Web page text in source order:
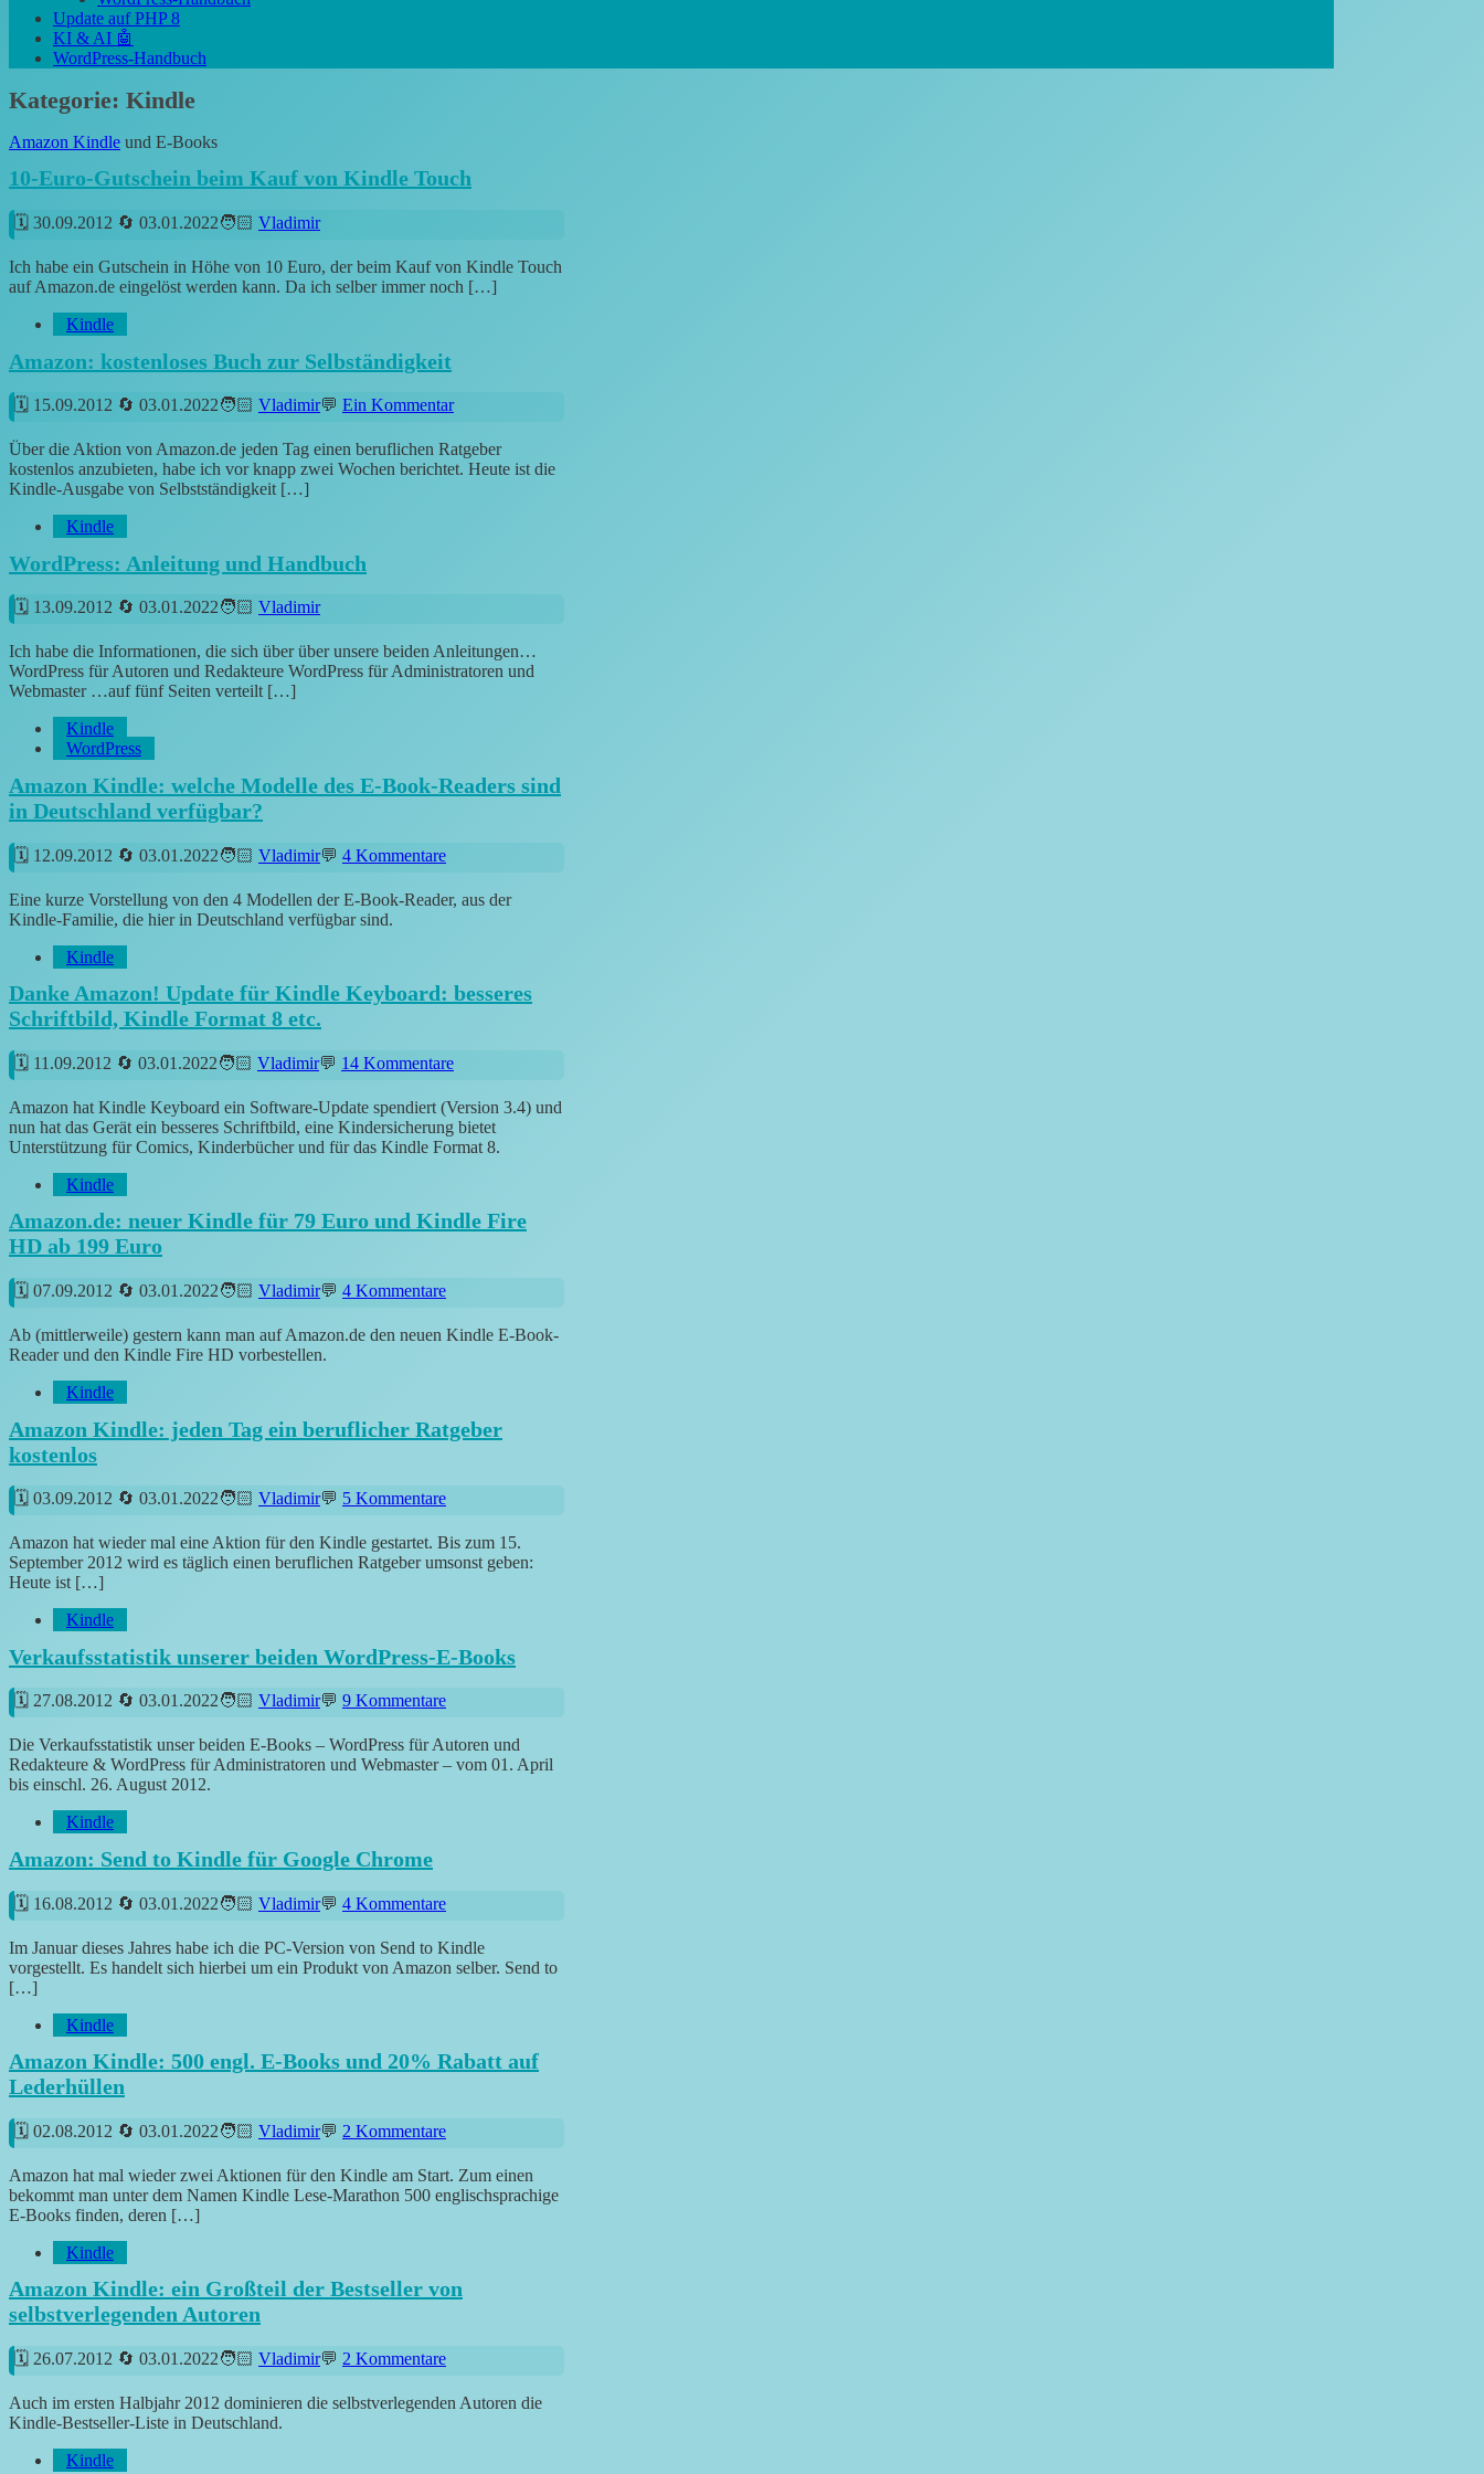
Update auf PHP 8
KI & AI 🤖
WordPress-Handbuch
Kategorie: Kindle
Amazon Kindle und E-Books
10-Euro-Gutschein beim Kauf von Kindle Touch
30.09.2012 03.01.2022 Vladimir
Ich habe ein Gutschein in Höhe von 10 Euro, der beim Kauf von Kindle Touch
auf Amazon.de eingelöst werden kann. Da ich selber immer noch […]
Kindle
Amazon: kostenloses Buch zur Selbständigkeit
15.09.2012 03.01.2022 Vladimir Ein Kommentar
Über die Aktion von Amazon.de jeden Tag einen beruflichen Ratgeber
kostenlos anzubieten, habe ich vor knapp zwei Wochen berichtet. Heute ist die
Kindle-Ausgabe von Selbstständigkeit […]
Kindle
WordPress: Anleitung und Handbuch
13.09.2012 03.01.2022 Vladimir
Ich habe die Informationen, die sich über über unsere beiden Anleitungen…
WordPress für Autoren und Redakteure WordPress für Administratoren und
Webmaster …auf fünf Seiten verteilt […]
Kindle
WordPress
Amazon Kindle: welche Modelle des E-Book-Readers sind
in Deutschland verfügbar?
12.09.2012 03.01.2022 Vladimir 4 Kommentare
Eine kurze Vorstellung von den 4 Modellen der E-Book-Reader, aus der
Kindle-Familie, die hier in Deutschland verfügbar sind.
Kindle
Danke Amazon! Update für Kindle Keyboard: besseres
Schriftbild, Kindle Format 8 etc.
11.09.2012 03.01.2022 Vladimir 14 Kommentare
Amazon hat Kindle Keyboard ein Software-Update spendiert (Version 3.4) und
nun hat das Gerät ein besseres Schriftbild, eine Kindersicherung bietet
Unterstützung für Comics, Kinderbücher und für das Kindle Format 8.
Kindle
Amazon.de: neuer Kindle für 79 Euro und Kindle Fire
HD ab 199 Euro
07.09.2012 03.01.2022 Vladimir 4 Kommentare
Ab (mittlerweile) gestern kann man auf Amazon.de den neuen Kindle E-Book-
Reader und den Kindle Fire HD vorbestellen.
Kindle
Amazon Kindle: jeden Tag ein beruflicher Ratgeber
kostenlos
03.09.2012 03.01.2022 Vladimir 5 Kommentare
Amazon hat wieder mal eine Aktion für den Kindle gestartet. Bis zum 15.
September 2012 wird es täglich einen beruflichen Ratgeber umsonst geben:
Heute ist […]
Kindle
Verkaufsstatistik unserer beiden WordPress-E-Books
27.08.2012 03.01.2022 Vladimir 9 Kommentare
Die Verkaufsstatistik unser beiden E-Books – WordPress für Autoren und
Redakteure & WordPress für Administratoren und Webmaster – vom 01. April
bis einschl. 26. August 2012.
Kindle
Amazon: Send to Kindle für Google Chrome
16.08.2012 03.01.2022 Vladimir 4 Kommentare
Im Januar dieses Jahres habe ich die PC-Version von Send to Kindle
vorgestellt. Es handelt sich hierbei um ein Produkt von Amazon selber. Send to
[…]
Kindle
Amazon Kindle: 500 engl. E-Books und 20% Rabatt auf
Lederhüllen
02.08.2012 03.01.2022 Vladimir 2 Kommentare
Amazon hat mal wieder zwei Aktionen für den Kindle am Start. Zum einen
bekommt man unter dem Namen Kindle Lese-Marathon 500 englischsprachige
E-Books finden, deren […]
Kindle
Amazon Kindle: ein Großteil der Bestseller von
selbstverlegenden Autoren
26.07.2012 03.01.2022 Vladimir 2 Kommentare
Auch im ersten Halbjahr 2012 dominieren die selbstverlegenden Autoren die
Kindle-Bestseller-Liste in Deutschland.
Kindle